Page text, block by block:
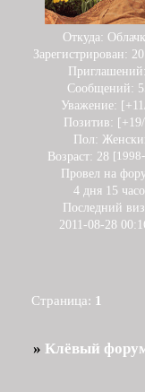
Откуда:
Зарегистрирован:
Приглашений:
Сообщений:
Уважение:
Позитив:
Пол:
Возраст: 28
Провел на
4 дня 15
Последний
2011-08-28
Страница: 1
» Клёвый